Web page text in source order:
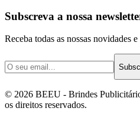
Subscreva a nossa
Receba todas as nossas novidades
© 2026 BEEU - Brindes
os direitos reservados.